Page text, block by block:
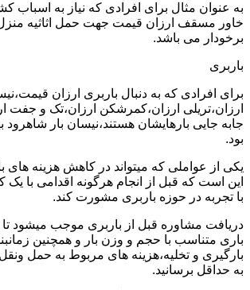
به عنوان مثال برای افرادی که نیاز به اسباب
خاور مسقف ارزان قیمت جهت حمل اثاثیه منزل
برخودار می باشد.
باربری
برای افرادی که به دنبال باربری ارزان
ارزان،تریلی ارزان،کمرشکن ارزان،تک و جفت
جابه جایی بارهایشان هستند،نیسان بار شاهرود
بود.
یکی از عواملی که میتواند در کاهش هزینه های
این است که قبل از انجام هرگونه اقدامی با
با تجربه در حوزه باربری مشورت کند.
دریافت مشاوره قبل از باربری موجب میشود تا
باری متناسب با حجم و وزن بار و همچنین
بارگیری و تخلیه،هزینه های مربوط به حمل ونقل
به حداقل برسانید.